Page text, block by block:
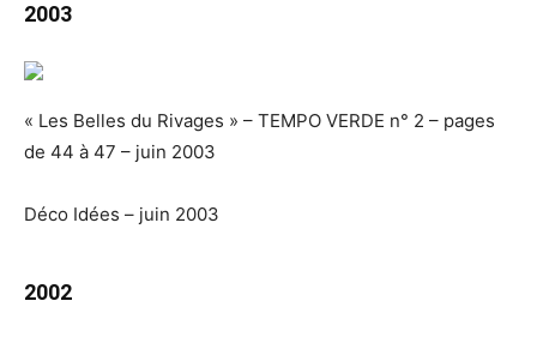
2003
« Les Belles du Rivages » – TEMPO VERDE n° 2 – pages
de 44 à 47 – juin 2003
Déco Idées – juin 2003
2002